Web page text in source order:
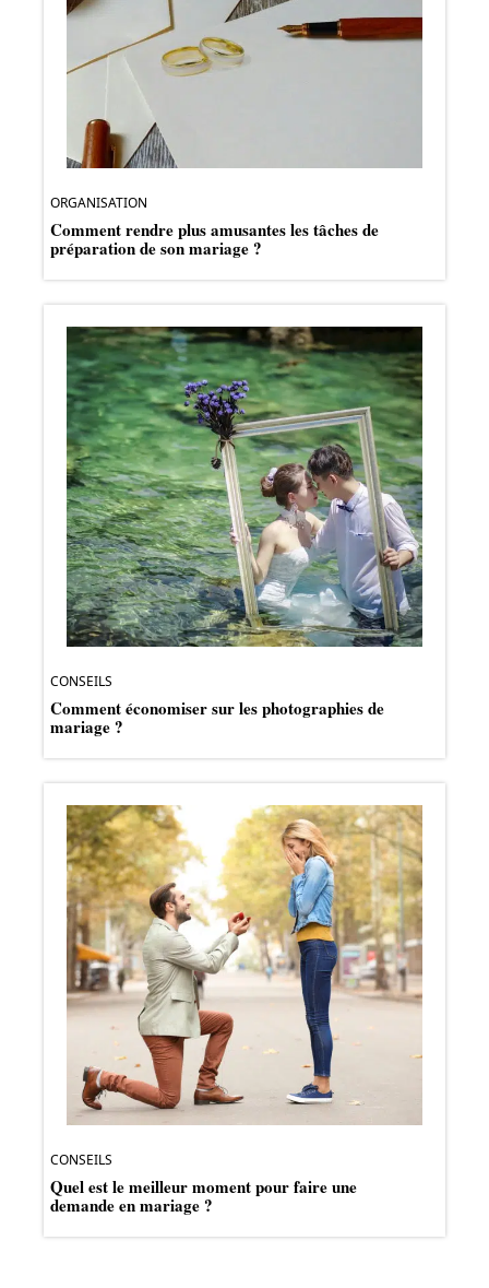
ORGANISATION
Comment rendre plus amusantes les tâches de
préparation de son mariage ?
CONSEILS
Comment économiser sur les photographies de
mariage ?
CONSEILS
Quel est le meilleur moment pour faire une
demande en mariage ?